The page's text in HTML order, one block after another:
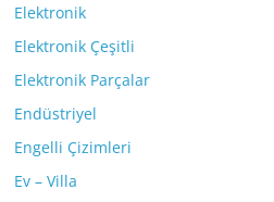
Elektronik
Elektronik Çeşitli
Elektronik Parçalar
Endüstriyel
Engelli Çizimleri
Ev – Villa